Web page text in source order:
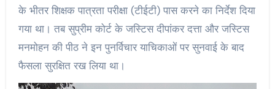
के भीतर शिक्षक पात्रता परीक्षा (टीईटी) पास करने का निर्देश दिया
गया था। तब सुप्रीम कोर्ट के जस्टिस दीपांकर दत्ता और जस्टिस
मनमोहन की पीठ ने इन पुनर्विचार याचिकाओं पर सुनवाई के बाद
फैसला सुरक्षित रख लिया था।